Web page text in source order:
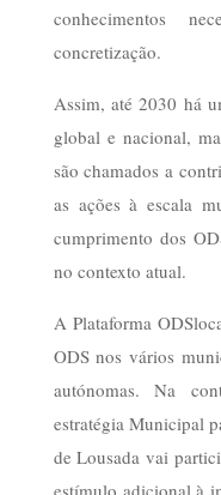
conhecimentos
concretização.
Assim, até 2030 há
global e nacional,
são chamados a
as ações à escala
cumprimento dos
no contexto atual.
A Plataforma
ODS nos vários
autónomas. Na
estratégia Municipal
de Lousada vai